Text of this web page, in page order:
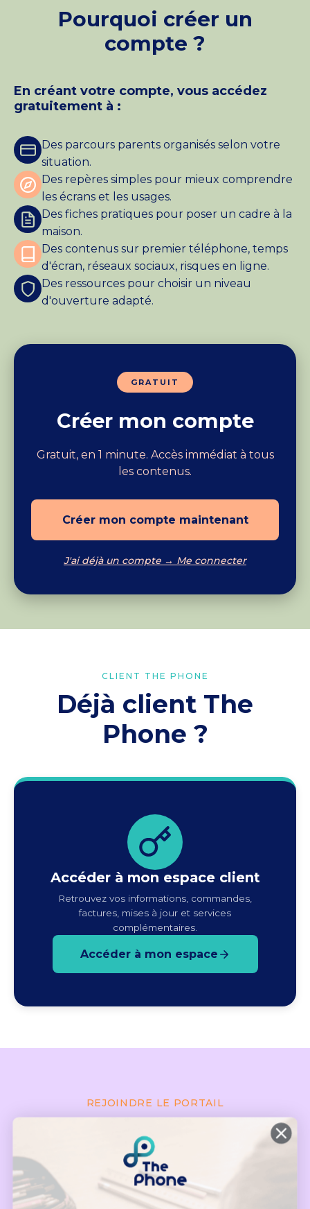
Pourquoi créer un
compte ?
En créant votre compte, vous accédez
gratuitement à :
Des parcours parents organisés selon votre
situation.
Des repères simples pour mieux comprendre
les écrans et les usages.
Des fiches pratiques pour poser un cadre à la
maison.
Des contenus sur premier téléphone, temps
d'écran, réseaux sociaux, risques en ligne.
Des ressources pour choisir un niveau
d'ouverture adapté.
GRATUIT
Créer mon compte
Gratuit, en 1 minute. Accès immédiat à tous
les contenus.
Créer mon compte maintenant
J'ai déjà un compte → Me connecter
CLIENT THE PHONE
Déjà client The
Phone ?
Accéder à mon espace client
Retrouvez vos informations, commandes,
factures, mises à jour et services
complémentaires.
Accéder à mon espace
REJOINDRE LE PORTAIL
gratuitement